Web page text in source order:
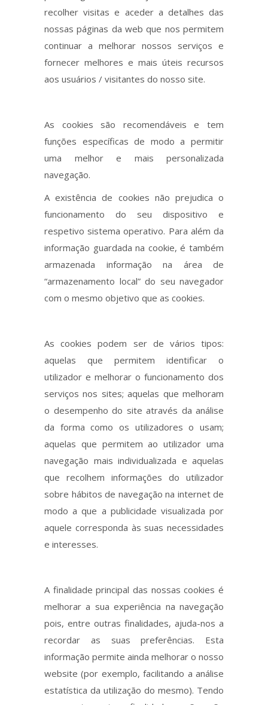
recolher visitas e aceder a detalhes das
nossas páginas da web que nos permitem
continuar a melhorar nossos serviços e
fornecer melhores e mais úteis recursos
aos usuários / visitantes do nosso site.
As cookies são recomendáveis e tem
funções específicas de modo a permitir
uma melhor e mais personalizada
navegação.
A existência de cookies não prejudica o
funcionamento do seu dispositivo e
respetivo sistema operativo. Para além da
informação guardada na cookie, é também
armazenada informação na área de
“armazenamento local” do seu navegador
com o mesmo objetivo que as cookies.
As cookies podem ser de vários tipos:
aquelas que permitem identificar o
utilizador e melhorar o funcionamento dos
serviços nos sites; aquelas que melhoram
o desempenho do site através da análise
da forma como os utilizadores o usam;
aquelas que permitem ao utilizador uma
navegação mais individualizada e aquelas
que recolhem informações do utilizador
sobre hábitos de navegação na internet de
modo a que a publicidade visualizada por
aquele corresponda às suas necessidades
e interesses.
A finalidade principal das nossas cookies é
melhorar a sua experiência na navegação
pois, entre outras finalidades, ajuda-nos a
recordar as suas preferências. Esta
informação permite ainda melhorar o nosso
website (por exemplo, facilitando a análise
estatística da utilização do mesmo). Tendo